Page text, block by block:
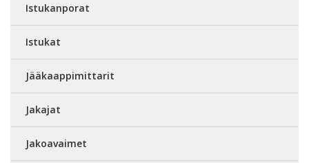
Istukanporat
Istukat
Jääkaappimittarit
Jakajat
Jakoavaimet